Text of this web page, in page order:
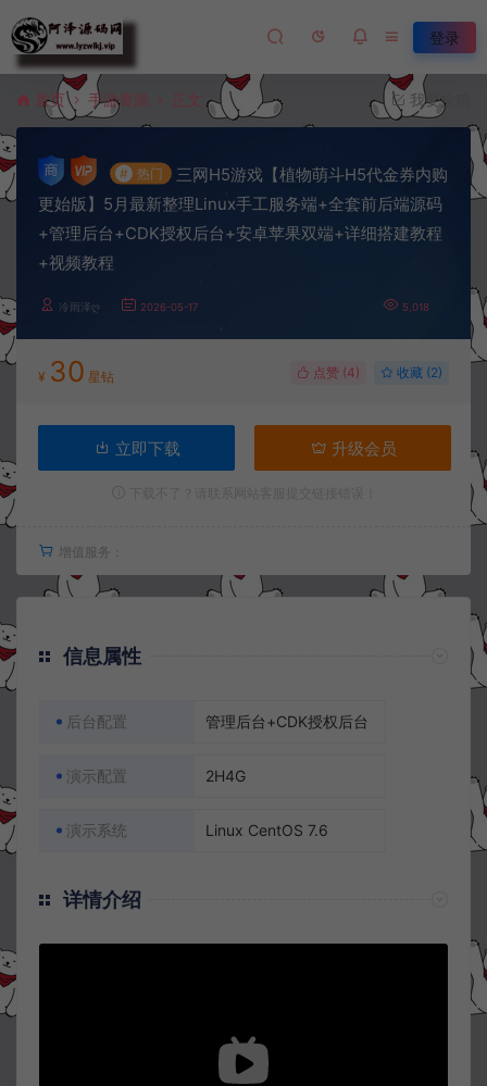
登录
首页 手游资源 正文 我要投稿
# 热门
三网H5游戏【植物萌斗H5代金券内购
更始版】5月最新整理Linux手工服务端+全套前后端源码
+管理后台+CDK授权后台+安卓苹果双端+详细搭建教程
+视频教程
冷雨泽ღ 2026-05-17 5,018
¥ 30 星钻 点赞 (4) 收藏 (2)
立即下载 升级会员
增值服务：
信息属性
后台配置 管理后台+CDK授权后台
演示配置 2H4G
演示系统 Linux CentOS 7.6
详情介绍